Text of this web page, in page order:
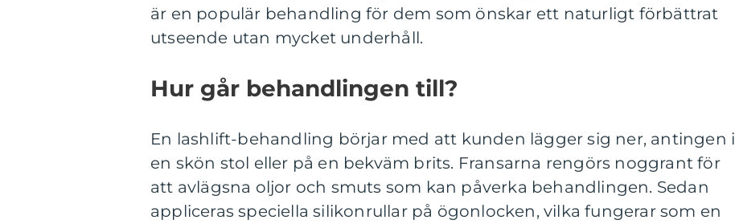
är en populär behandling för dem som önskar ett naturligt förbättrat
utseende utan mycket underhåll.
Hur går behandlingen till?
En lashlift-behandling börjar med att kunden lägger sig ner, antingen i
en skön stol eller på en bekväm brits. Fransarna rengörs noggrant för
att avlägsna oljor och smuts som kan påverka behandlingen. Sedan
appliceras speciella silikonrullar på ögonlocken, vilka fungerar som en